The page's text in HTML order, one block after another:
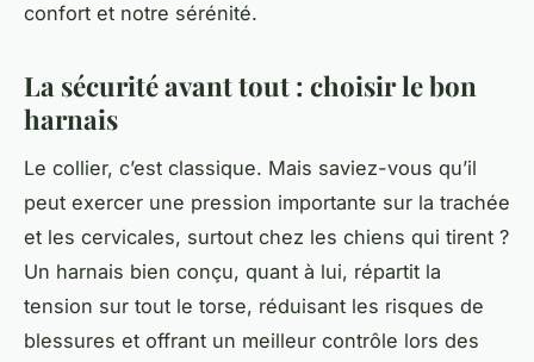
confort et notre sérénité.
La sécurité avant tout : choisir le bon
harnais
Le collier, c’est classique. Mais saviez-vous qu’il
peut exercer une pression importante sur la trachée
et les cervicales, surtout chez les chiens qui tirent ?
Un harnais bien conçu, quant à lui, répartit la
tension sur tout le torse, réduisant les risques de
blessures et offrant un meilleur contrôle lors des